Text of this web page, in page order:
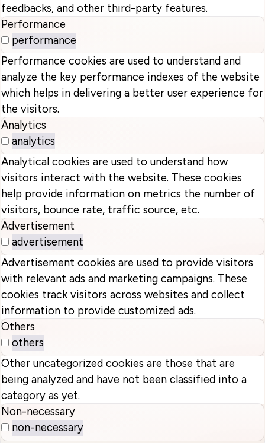
feedbacks, and other third-party features.
Performance
performance
Performance cookies are used to understand and
analyze the key performance indexes of the website
which helps in delivering a better user experience for
the visitors.
Analytics
analytics
Analytical cookies are used to understand how
visitors interact with the website. These cookies
help provide information on metrics the number of
visitors, bounce rate, traffic source, etc.
Advertisement
advertisement
Advertisement cookies are used to provide visitors
with relevant ads and marketing campaigns. These
cookies track visitors across websites and collect
information to provide customized ads.
Others
others
Other uncategorized cookies are those that are
being analyzed and have not been classified into a
category as yet.
Non-necessary
non-necessary